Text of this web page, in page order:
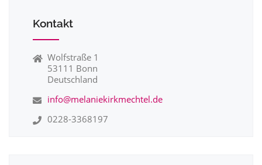
Kontakt
Wolfstraße 1
53111 Bonn
Deutschland
info@melaniekirkmechtel.de
0228-3368197